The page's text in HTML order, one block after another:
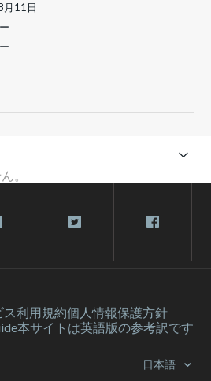
月11日
。
ス利⽤規約個人情報保護方針
本サイトは英語版の参考訳です
日本語